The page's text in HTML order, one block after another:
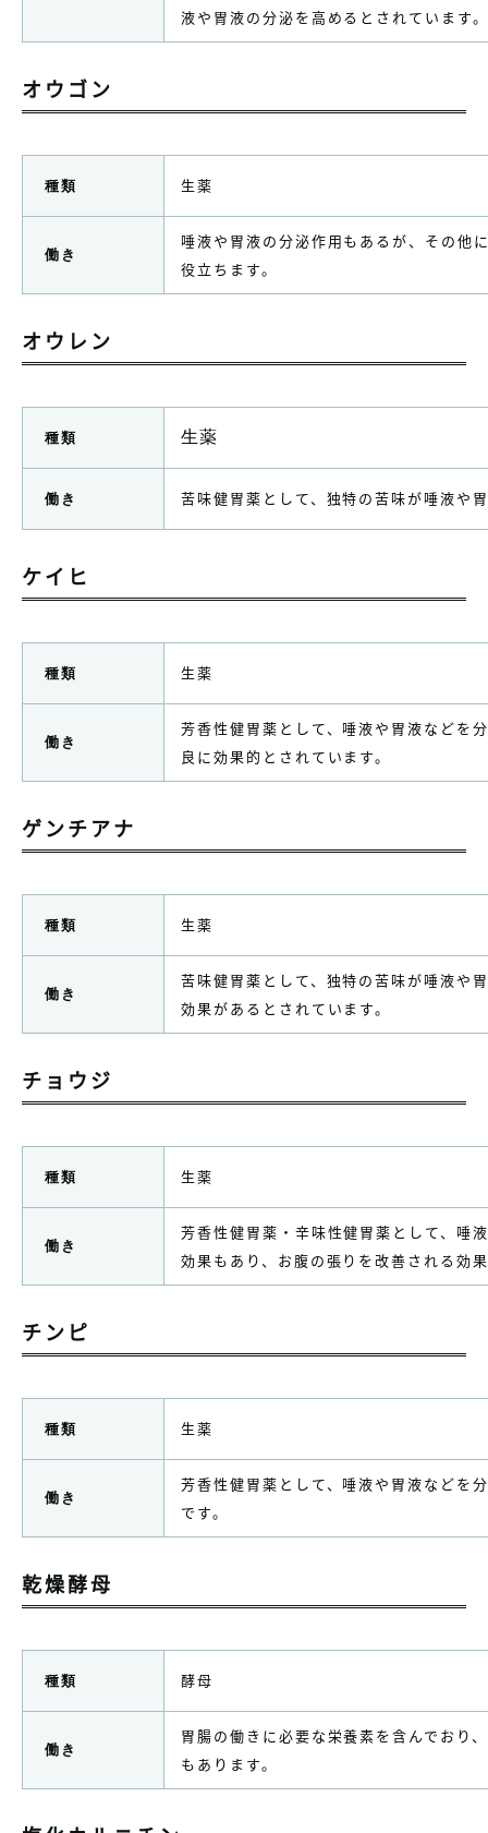
液や胃液の分泌を高めるとされています
オウゴン
種類 生薬
働き
唾液や胃液の分泌作用もあるが、その他
役立ちます。
オウレン
種類 生薬
働き 苦味健胃薬として、独特の苦味が唾液や
ケイヒ
種類 生薬
働き
芳香性健胃薬として、唾液や胃液などを
良に効果的とされています。
ゲンチアナ
種類 生薬
働き
苦味健胃薬として、独特の苦味が唾液や
効果があるとされています。
チョウジ
種類 生薬
働き
芳香性健胃薬・辛味性健胃薬として、唾
効果もあり、お腹の張りを改善される効
チンピ
種類 生薬
働き
芳香性健胃薬として、唾液や胃液などを
です。
乾燥酵母
種類 酵母
働き
胃腸の働きに必要な栄養素を含んでおり
もあります。